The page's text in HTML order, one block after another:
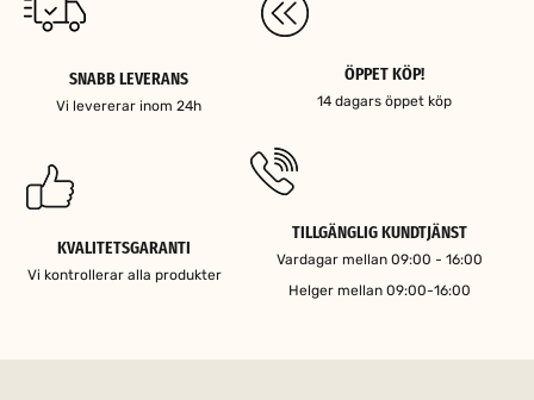
SNABB LEVERANS
Vi levererar inom 24h
ÖPPET KÖP!
14 dagars öppet köp
KVALITETSGARANTI
Vi kontrollerar alla produkter
TILLGÄNGLIG KUNDTJÄNST
Vardagar mellan 09:00 - 16:00
Helger mellan 09:00-16:00